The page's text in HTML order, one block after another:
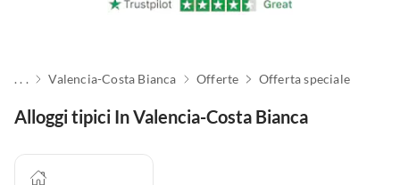
. . . Valencia-Costa Bianca Offerte Offerta speciale
Alloggi tipici In Valencia-Costa Bianca